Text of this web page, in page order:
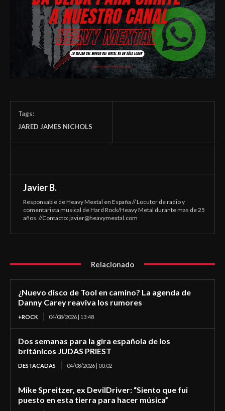
Tags:
JARED JAMES NICHOLS
Javier B.
Responsable de Heavy Mextal en España // Locutor de radio y
comentarista musical de Hard Rock/Heavy Metal durante mas de 25
años. //Contacto:javier@heavymextal.com
Relacionado
¿Nuevo disco de Tool en camino? La agenda de
Danny Carey reaviva los rumores
+ROCK 04/08/2026 | 13:48
Dos semanas para la gira española de los
británicos JUDAS PRIEST
DESTACADAS 04/08/2026 | 00:02
Mike Spreitzer, ex DevilDriver: “Siento que fui
puesto en esta tierra para hacer música”